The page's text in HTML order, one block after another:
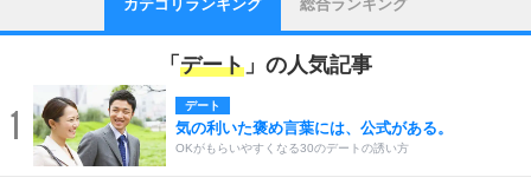
カテゴリランキング 総合ランキング
「 デート 」の人気記事
1 デート
気の利いた褒め言葉には、公式がある。
OKがもらいやすくなる30のデートの誘い方